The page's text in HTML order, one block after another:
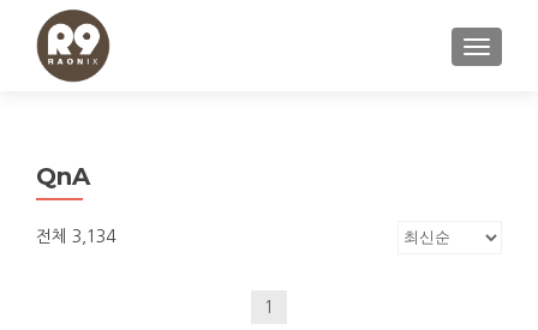
내비게
QnA
전체 3,134
1